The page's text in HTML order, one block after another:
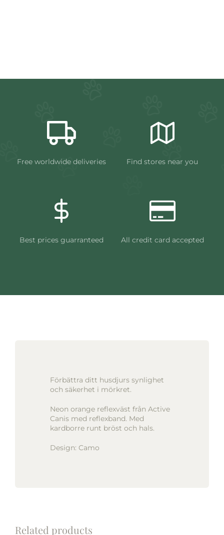
Free worldwide deliveries Find stores near you
Best prices guarranteed All credit card accepted
Förbättra ditt husdjurs synlighet
och säkerhet i mörkret.
Neon orange reflexväst från Active
Canis med reflexband. Med
kardborre runt bröst och hals.
Design: Camo
Related products